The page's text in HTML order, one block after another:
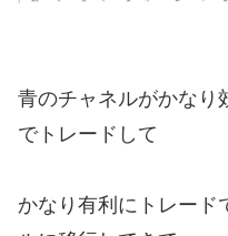
青のチャネルがかなり
でトレードして
かなり有利にトレード